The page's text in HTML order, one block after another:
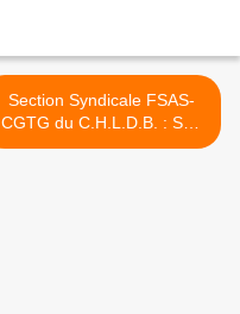
Section Syndicale FSAS-
CGTG du C.H.L.D.B. : Sôti
an boukan… Tonbé an